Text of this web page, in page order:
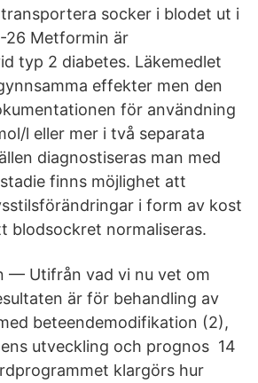
socker i blodet ut i
26 Metformin är
typ 2 diabetes. Läkemedlet
effekter men den
för användning
l eller mer i två separata
diagnostiseras man med
finns möjlighet att
i form av kost
blodsockret normaliseras.
— Utifrån vad vi nu vet om
är för behandling av
beteendemodifikation (2),
utveckling och prognos 14
klargörs hur